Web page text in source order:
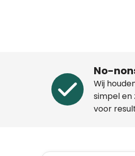
No-
Wij
simpel en
voor